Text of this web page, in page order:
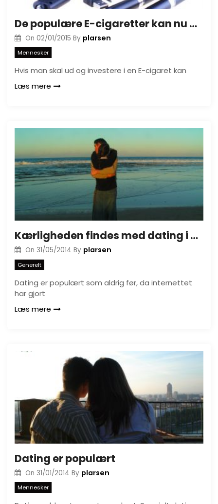
De populære E-cigaretter kan nu også købes på nettet
On 02/01/2015 By plarsen
Mennesker
Hvis man skal ud og investere i en E-cigaret kan
Læs mere
Kærligheden findes med dating i Danmark
On 31/05/2014 By plarsen
Generelt
Dating er populært som aldrig før, da internettet
har gjort
Læs mere
Dating er populært
On 31/01/2014 By plarsen
Mennesker